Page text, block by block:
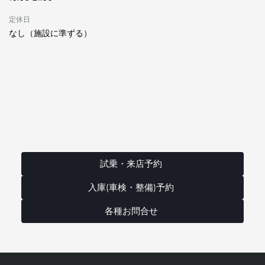
定休日
なし（施設に準ずる）
試乗・来店予約
入庫(車検・整備)予約
各種お問合せ